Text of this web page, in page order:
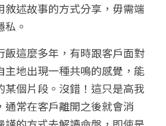
上班
敘述故事的方式分享，毋需端
。
飯這麼多年，有時跟客戶面對
主地出現一種共鳴的感覺，能
某個片段。沒錯！這只是高我
通常在客戶離開之後就會消